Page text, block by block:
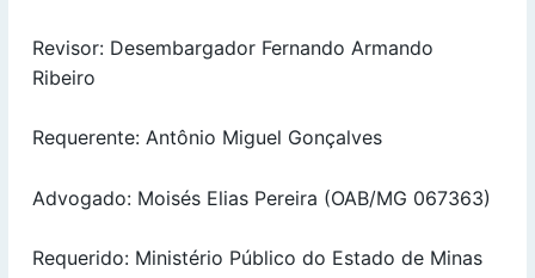
Revisor: Desembargador Fernando Armando
Ribeiro
Requerente: Antônio Miguel Gonçalves
Advogado: Moisés Elias Pereira (OAB/MG 067363)
Requerido: Ministério Público do Estado de Minas